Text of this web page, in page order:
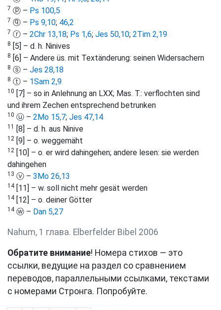
7 ⓟ – Ps 100,5
7 ⓠ – Ps 9,10; 46,2
7 ⓡ – 2Chr 13,18; Ps 1,6; Jes 50,10; 2Tim 2,19
8 [5] – d. h. Ninives
8 [6] – Andere üs. mit Textänderung: seinen Widersachern
8 ⓢ – Jes 28,18
8 ⓣ – 1Sam 2,9
10 [7] – so in Anlehnung an LXX; Mas. T.: verflochten sind
und ihrem Zechen entsprechend betrunken
10 ⓤ – 2Mo 15,7; Jes 47,14
11 [8] – d. h. aus Ninive
12 [9] – o. weggemäht
12 [10] – o. er wird dahingehen; andere lesen: sie werden
dahingehen
13 ⓥ – 3Mo 26,13
14[11] – w. soll nicht mehr gesät werden
14[12] – o. deiner Götter
14ⓦ – Dan 5,27
Nahum, 1 глава. Elberfelder Bibel 2006
Обратите внимание! Номера стихов — это
ссылки, ведущие на раздел со сравнением
переводов, параллельными ссылками, текстами
с номерами Стронга. Попробуйте.